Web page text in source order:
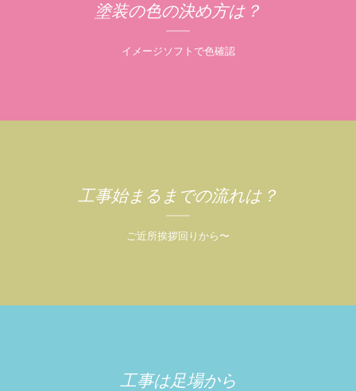
塗装の色の決め方は？
イメージソフトで色確認
工事始まるまでの流れは？
ご近所挨拶回りから〜
工事は足場から